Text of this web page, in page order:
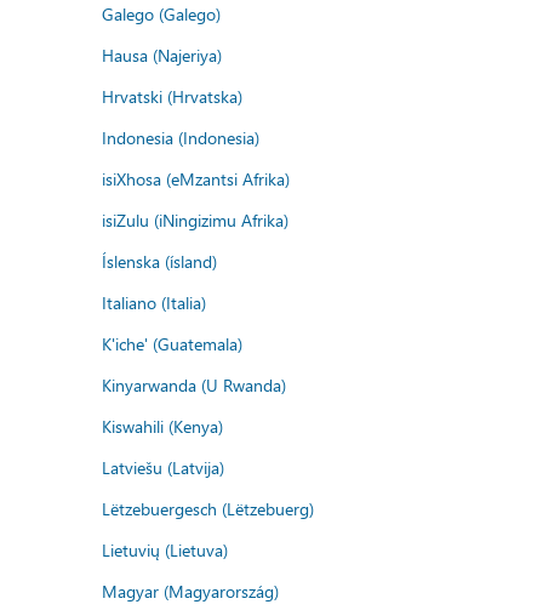
Galego (Galego)
Hausa (Najeriya)
Hrvatski (Hrvatska)
Indonesia (Indonesia)
isiXhosa (eMzantsi Afrika)
isiZulu (iNingizimu Afrika)
Íslenska (ísland)
Italiano (Italia)
K'iche' (Guatemala)
Kinyarwanda (U Rwanda)
Kiswahili (Kenya)
Latviešu (Latvija)
Lëtzebuergesch (Lëtzebuerg)
Lietuvių (Lietuva)
Magyar (Magyarország)